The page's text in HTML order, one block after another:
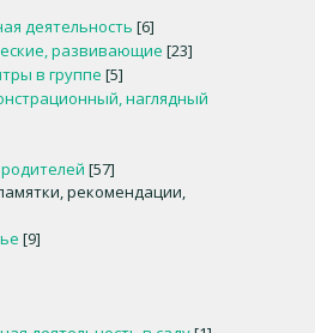
деятельность [6]
развивающие [23]
в группе [5]
наглядный
[57]
рекомендации,
[9]